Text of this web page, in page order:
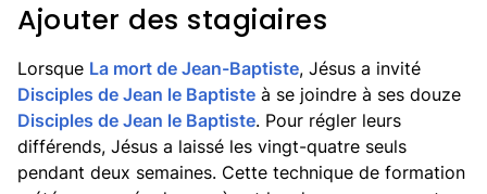
Ajouter des stagiaires
Lorsque La mort de Jean-Baptiste, Jésus a invité
Disciples de Jean le Baptiste à se joindre à ses douze
Disciples de Jean le Baptiste. Pour régler leurs
différends, Jésus a laissé les vingt-quatre seuls
pendant deux semaines. Cette technique de formation